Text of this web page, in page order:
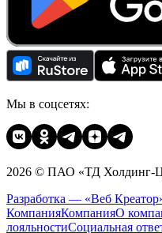
Мы в соцсетях:
2026 © ПАО «ТД Холдинг-
Разработка — «Веб
КомпанияКомпанияО
лояльностиСоциальная